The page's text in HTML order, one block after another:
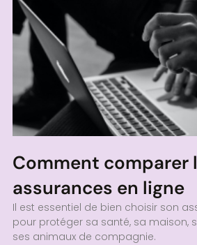
Comment comparer
assurances en ligne
Il est essentiel de bien choisir son
pour protéger sa santé, sa maison,
ses animaux de compagnie.